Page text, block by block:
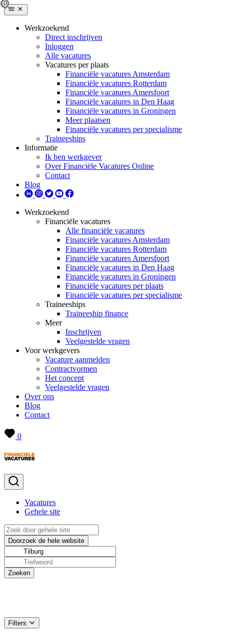
Werkzoekend
Direct inschrijven
Inloggen
Alle vacatures
Vacatures per plaats
Financiële vacatures Amsterdam
Financiële vacatures Rotterdam
Financiële vacatures Amersfoort
Financiële vacatures in Den Haag
Financiële vacatures in Groningen
Meer plaatsen
Financiële vacatures per specialisme
Traineeships
Informatie
Ik ben werkgever
Over Financiële Vacatures Online
Contact
Blog
Werkzoekend
Financiële vacatures
Alle financiële vacatures
Financiële vacatures Amsterdam
Financiële vacatures Rotterdam
Financiële vacatures Amersfoort
Financiële vacatures in Den Haag
Financiële vacatures in Groningen
Financiële vacatures per plaats
Financiële vacatures per specialisme
Traineeships
Traineeship finance
Meer
Inschrijven
Veelgestelde vragen
Voor werkgevers
Vacature aanmelden
Contractvormen
Het concept
Veelgestelde vragen
Over ons
Blog
Contact
0
Vacatures
Gehele site
Filters